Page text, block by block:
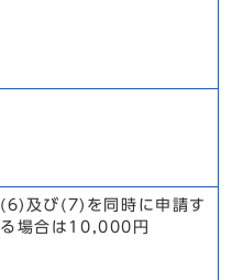
(6)及び(7)を同時に申請す
る場合は10,000円